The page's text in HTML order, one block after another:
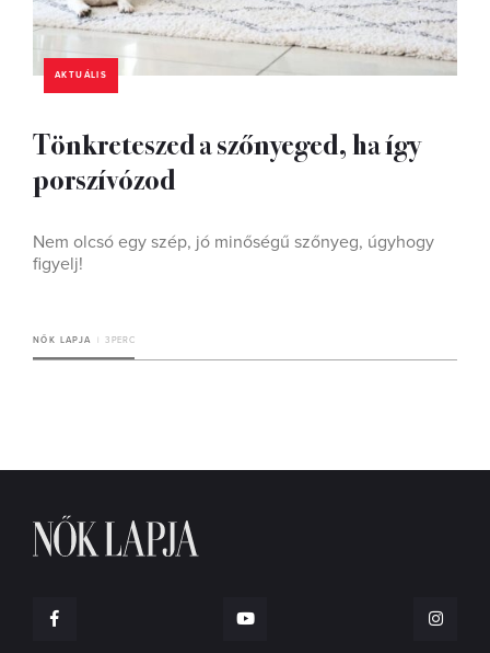
AKTUÁLIS
Tönkreteszed a szőnyeged, ha így
porszívózod
Nem olcsó egy szép, jó minőségű szőnyeg, úgyhogy
figyelj!
NŐK LAPJA 3 PERC